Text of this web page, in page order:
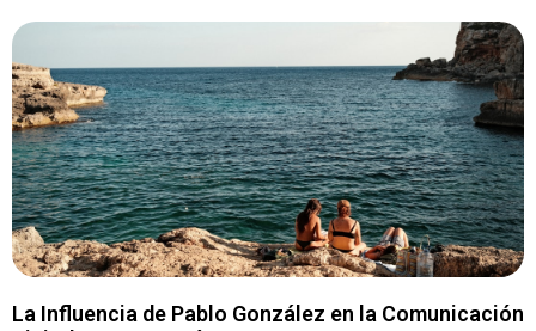
La Influencia de Pablo González en la Comunicación